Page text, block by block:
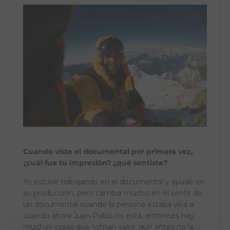
Cuando viste el documental por primera vez,
¿cuál fue tu impresión? ¿qué sentiste?
Yo estuve trabajando en el documental y ayudé en
su producción, pero cambia mucho en el sentir de
un documental cuando la persona estaba viva a
cuando ahora Juan Pablo no está, entonces hay
muchas cosas que toman valor, que antes no la